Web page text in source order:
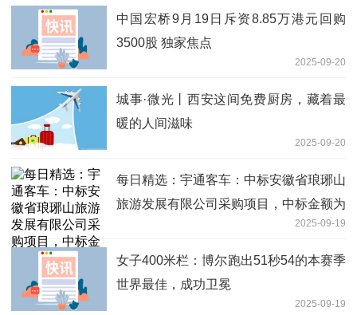
中国宏桥9月19日斥资8.85万港元回购
3500股 独家焦点
2025-09-20
城事·微光丨西安这间免费厨房，藏着最
暖的人间滋味
2025-09-20
每日精选：宇通客车：中标安徽省琅琊山
旅游发展有限公司采购项目，中标金额为
2025-09-19
女子400米栏：博尔跑出51秒54的本赛季
世界最佳，成功卫冕
2025-09-19